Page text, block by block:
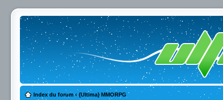
Index du forum ‹ {Ultima} MMORPG